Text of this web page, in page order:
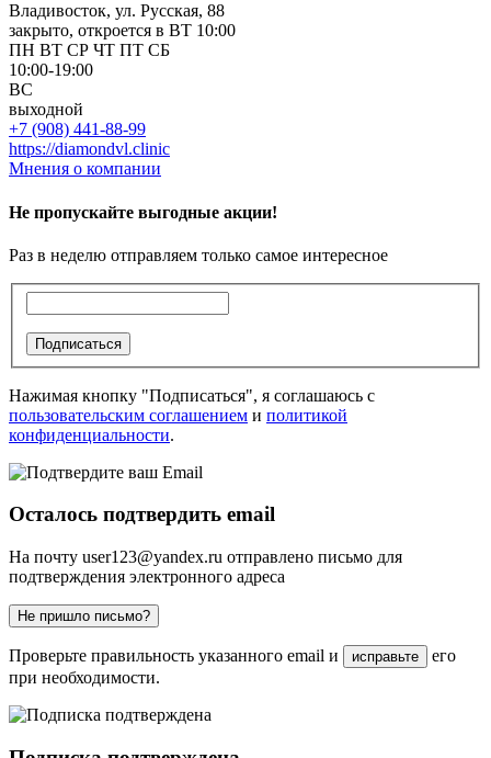
Владивосток, ул. Русская, 88
закрыто, откроется в ВТ 10:00
ПН ВТ СР ЧТ ПТ СБ
10:00-19:00
ВС
выходной
+7 (908) 441-88-99
https://diamondvl.clinic
Мнения о компании
Не пропускайте выгодные акции!
Раз в неделю отправляем только самое интересное
Подписаться
Нажимая кнопку "Подписаться", я соглашаюсь с
пользовательским соглашением и политикой
конфиденциальности.
Осталось подтвердить email
На почту user123@yandex.ru отправлено письмо для
подтверждения электронного адреса
Не пришло письмо?
Проверьте правильность указанного email и исправьте
его
при необходимости.